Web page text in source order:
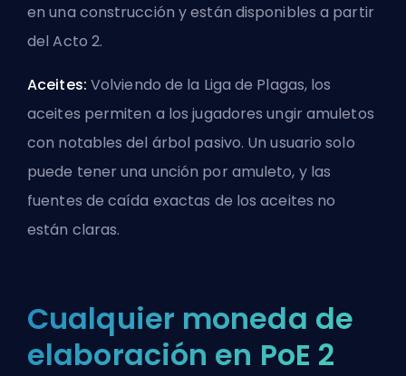
en una construcción y están disponibles a partir
del Acto 2.
Aceites: Volviendo de la Liga de Plagas, los
aceites permiten a los jugadores ungir amuletos
con notables del árbol pasivo. Un usuario solo
puede tener una unción por amuleto, y las
fuentes de caída exactas de los aceites no
están claras.
Cualquier moneda de
elaboración en PoE 2